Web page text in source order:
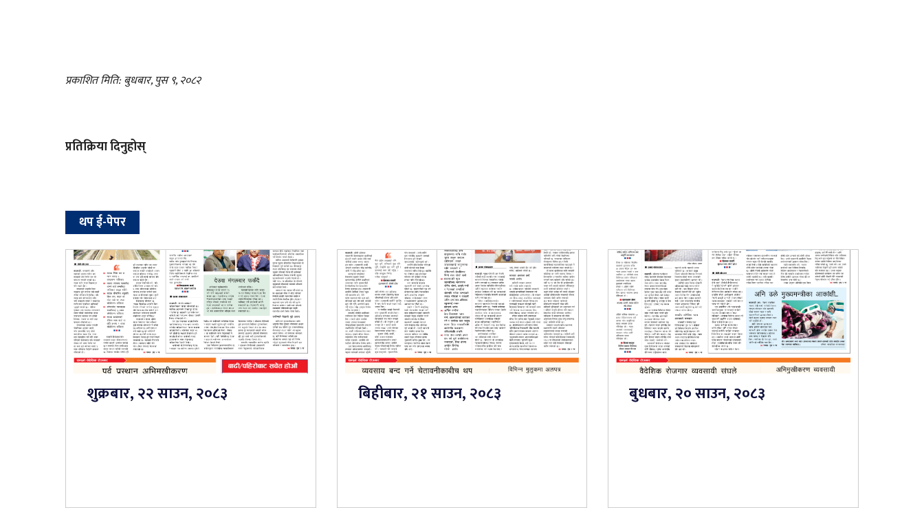
प्रकाशित मिति: बुधबार, पुस ९, २०८२
प्रतिक्रिया दिनुहोस्
थप ई-पेपर
शुक्रबार, २२ साउन, २०८३ बिहीबार, २१ साउन, २०८३ बुधबार, २० साउन, २०८३